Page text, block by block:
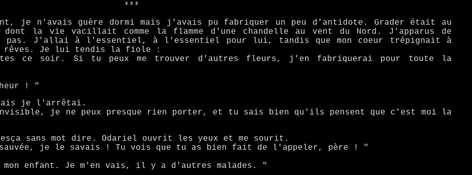
***
je n'avais guère dormi mais j'avais pu fabriquer un peu d'antidote. Grader était au
la vie vacillait comme la flamme d'une chandelle au vent du Nord. J'apparus de
J'allai à l'essentiel, à l'essentiel pour lui, tandis que mon coeur trépignait à
rêves. Je lui tendis la fiole :
ce soir. Si tu peux me trouver d'autres fleurs, j'en fabriquerai pour toute la
! "
je l'arrêtai.
je ne peux presque rien porter, et tu sais bien qu'ils pensent que c'est moi la
sans mot dire. Odariel ouvrit les yeux et me sourit.
sauvée, je le savais ! Tu vois que tu as bien fait de l'appeler, père ! "
enfant. Je m'en vais, il y a d'autres malades. "